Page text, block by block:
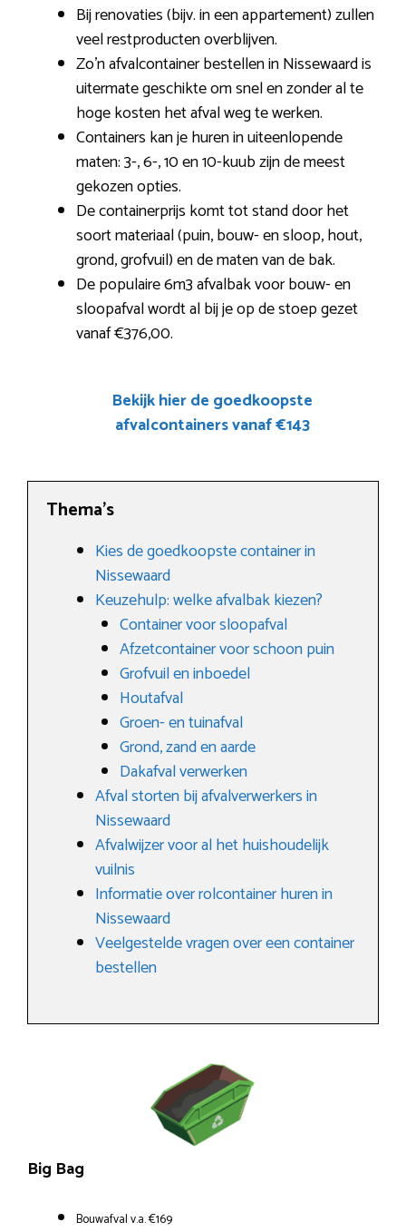
Bij renovaties (bijv. in een appartement) zullen
veel restproducten overblijven.
Zo’n afvalcontainer bestellen in Nissewaard is
uitermate geschikte om snel en zonder al te
hoge kosten het afval weg te werken.
Containers kan je huren in uiteenlopende
maten: 3-, 6-, 10 en 10-kuub zijn de meest
gekozen opties.
De containerprijs komt tot stand door het
soort materiaal (puin, bouw- en sloop, hout,
grond, grofvuil) en de maten van de bak.
De populaire 6m3 afvalbak voor bouw- en
sloopafval wordt al bij je op de stoep gezet
vanaf €376,00.
Bekijk hier de goedkoopste
afvalcontainers vanaf €143
Thema’s
Kies de goedkoopste container in
Nissewaard
Keuzehulp: welke afvalbak kiezen?
Container voor sloopafval
Afzetcontainer voor schoon puin
Grofvuil en inboedel
Houtafval
Groen- en tuinafval
Grond, zand en aarde
Dakafval verwerken
Afval storten bij afvalverwerkers in
Nissewaard
Afvalwijzer voor al het huishoudelijk
vuilnis
Informatie over rolcontainer huren in
Nissewaard
Veelgestelde vragen over een container
bestellen
Big Bag
Bouwafval v.a. €169